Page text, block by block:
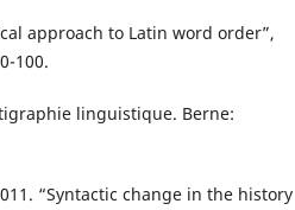
approach to Latin word order”,
100.
linguistique. Berne:
“Syntactic change in the history